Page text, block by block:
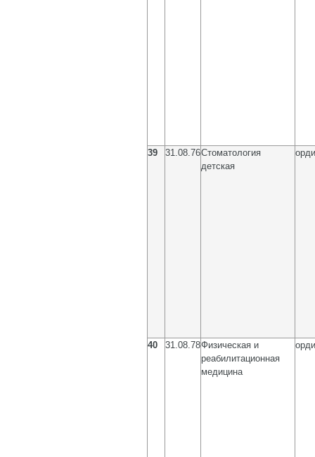
39 31.08.76Стоматология
детская
40 31.08.78Физическая и
реабилитационная
медицина